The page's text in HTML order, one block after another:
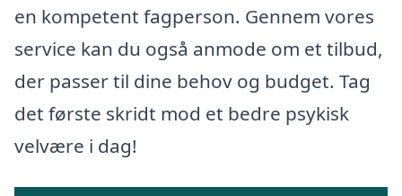
en kompetent fagperson. Gennem vores
service kan du også anmode om et tilbud,
der passer til dine behov og budget. Tag
det første skridt mod et bedre psykisk
velvære i dag!